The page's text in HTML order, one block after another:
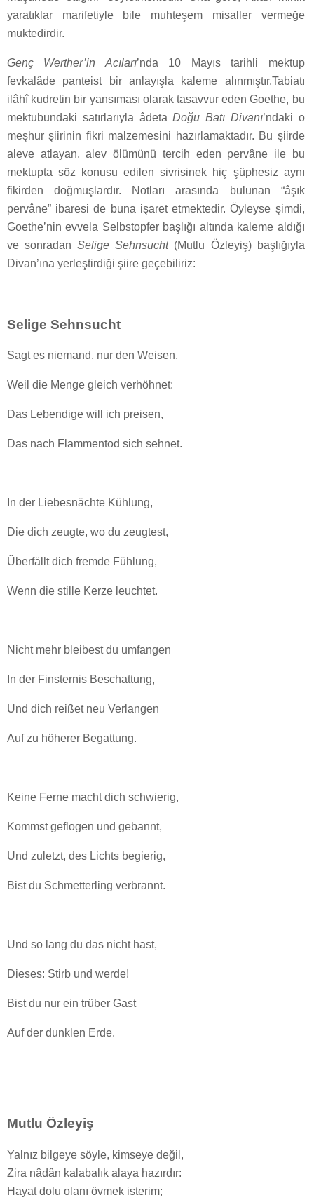
yaratıklar marifetiyle bile muhteşem misaller vermeğe
muktedirdir.
Genç Werther’in Acıları’nda 10 Mayıs tarihli mektup
fevkalâde panteist bir anlayışla kaleme alınmıştır.Tabiatı
ilâhî kudretin bir yansıması olarak tasavvur eden Goethe, bu
mektubundaki satırlarıyla âdetaDoğu Batı Divanı’ndaki o
meşhur şiirinin fikri malzemesini hazırlamaktadır. Bu şiirde
aleve atlayan, alev ölümünü tercih eden pervâne ile bu
mektupta söz konusu edilen sivrisinek hiç şüphesiz aynı
fikirden doğmuşlardır. Notları arasında bulunan “âşık
pervâne” ibaresi de buna işaret etmektedir. Öyleyse şimdi,
Goethe’nin evvela Selbstopfer başlığı altında kaleme aldığı
ve sonradanSelige Sehnsucht(Mutlu Özleyiş) başlığıyla
Divan’ına yerleştirdiği şiire geçebiliriz:
Selige Sehnsucht
Sagt es niemand, nur den Weisen,
Weil die Menge gleich verhöhnet:
Das Lebendige will ich preisen,
Das nach Flammentod sich sehnet.
In der Liebesnächte Kühlung,
Die dich zeugte, wo du zeugtest,
Überfällt dich fremde Fühlung,
Wenn die stille Kerze leuchtet.
Nicht mehr bleibest du umfangen
In der Finsternis Beschattung,
Und dich reißet neu Verlangen
Auf zu höherer Begattung.
Keine Ferne macht dich schwierig,
Kommst geflogen und gebannt,
Und zuletzt, des Lichts begierig,
Bist du Schmetterling verbrannt.
Und so lang du das nicht hast,
Dieses: Stirb und werde!
Bist du nur ein trüber Gast
Auf der dunklen Erde.
Mutlu Özleyiş
Yalnız bilgeye söyle, kimseye değil,
Zira nâdân kalabalık alaya hazırdır:
Hayat dolu olanı övmek isterim;